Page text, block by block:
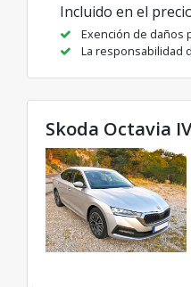
Incluido en el
Exención de daños
La responsabilidad
Skoda Octavia